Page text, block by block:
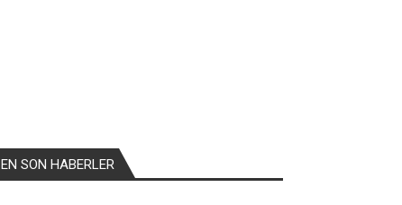
EN SON HABERLER